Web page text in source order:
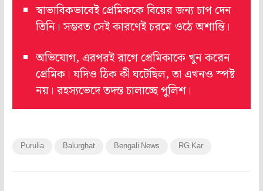
স্বাভাবিকভাবেই প্রেমিককে বিয়ের জন্য চাপ দেন
তিনি। সম্ভবত সেই কারণেই চরমে ওঠে অশান্তি।
অভিযোগ, এরপরই রাগে প্রেমিকাকে খুন করেন
প্রেমিক। যদিও ঠিক কী ঘটেছিল, তা এখনও স্পষ্ট
নয়। রহস্যভেদে তদন্ত চালাচ্ছে পুলিশ।
Purulia Balurghat Bengali News RG Kar